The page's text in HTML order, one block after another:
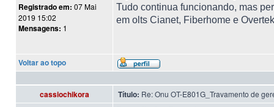
Registrado em: 07 Mai
2019 15:02
Mensagens: 1
Tudo continua funcionando, mas
em olts Cianet, Fiberhome e
Voltar ao topo
cassiochikora Título: Re: Onu OT-E801G_Travamento de